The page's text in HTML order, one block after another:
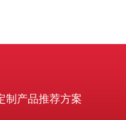
制产品推荐方案